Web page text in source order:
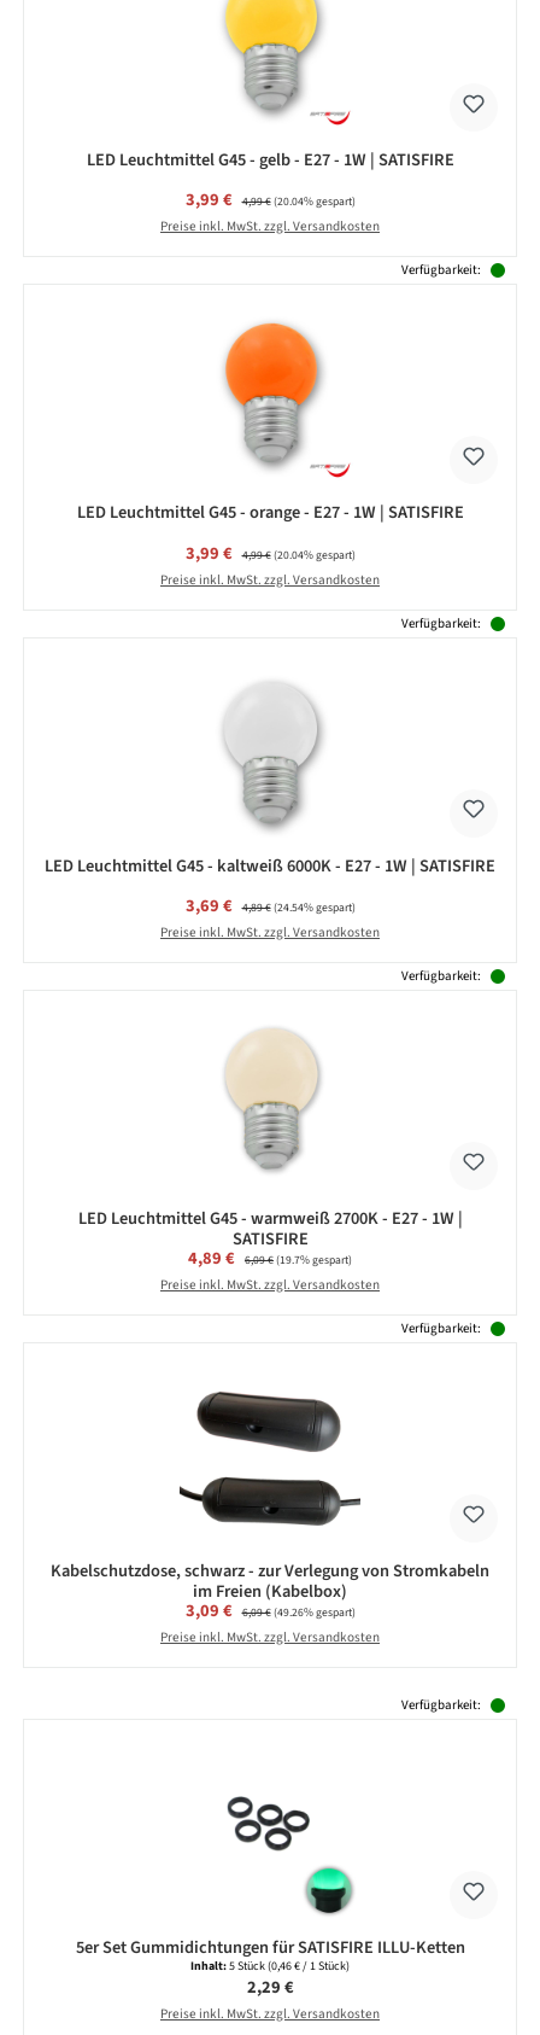
LED Leuchtmittel G45 - gelb - E27 - 1W | SATISFIRE
Verkaufspreis:
3,99 € Regulärer Preis:
4,99 €(20.04% gespart)
Preise inkl. MwSt. zzgl. Versandkosten
Verfügbarkeit:
LED Leuchtmittel G45 - orange - E27 - 1W | SATISFIRE
Verkaufspreis:
3,99 € Regulärer Preis:
4,99 €(20.04% gespart)
Preise inkl. MwSt. zzgl. Versandkosten
Verfügbarkeit:
LED Leuchtmittel G45 - kaltweiß 6000K - E27 - 1W | SATISFIRE
Verkaufspreis:
3,69 € Regulärer Preis:
4,89 €(24.54% gespart)
Preise inkl. MwSt. zzgl. Versandkosten
Verfügbarkeit:
LED Leuchtmittel G45 - warmweiß 2700K - E27 - 1W |
SATISFIRE
Verkaufspreis:
4,89 € Regulärer Preis:
6,09 €(19.7% gespart)
Preise inkl. MwSt. zzgl. Versandkosten
Verfügbarkeit:
Kabelschutzdose, schwarz - zur Verlegung von Stromkabeln
im Freien (Kabelbox)
Verkaufspreis:
3,09 € Regulärer Preis:
6,09 €(49.26% gespart)
Preise inkl. MwSt. zzgl. Versandkosten
Verfügbarkeit:
5er Set Gummidichtungen für SATISFIRE ILLU-Ketten
Inhalt:5 Stück(0,46 € / 1 Stück)
Regulärer Preis:
2,29 €
Preise inkl. MwSt. zzgl. Versandkosten